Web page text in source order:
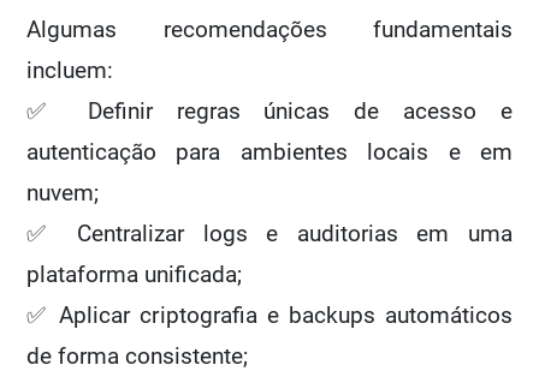
Algumas recomendações fundamentais
incluem:
✅ Definir regras únicas de acesso e
autenticação para ambientes locais e em
nuvem;
✅ Centralizar logs e auditorias em uma
plataforma unificada;
✅ Aplicar criptografia e backups automáticos
de forma consistente;